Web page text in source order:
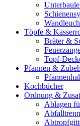
Töpfe &
Bräter &
Topf-
Pfannen &
Kochbücher
Ordnung &
Ablagen